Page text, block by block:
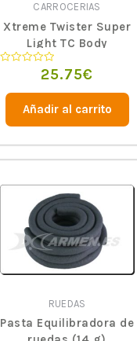
CARROCERIAS
Xtreme Twister Super
Light TC Body
de
25.75€
Añadir al carrito
RUEDAS
Pasta Equilibradora de